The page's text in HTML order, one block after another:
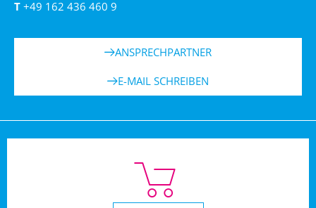
T +49 162 436 460 9
ANSPRECHPARTNER
E-MAIL SCHREIBEN